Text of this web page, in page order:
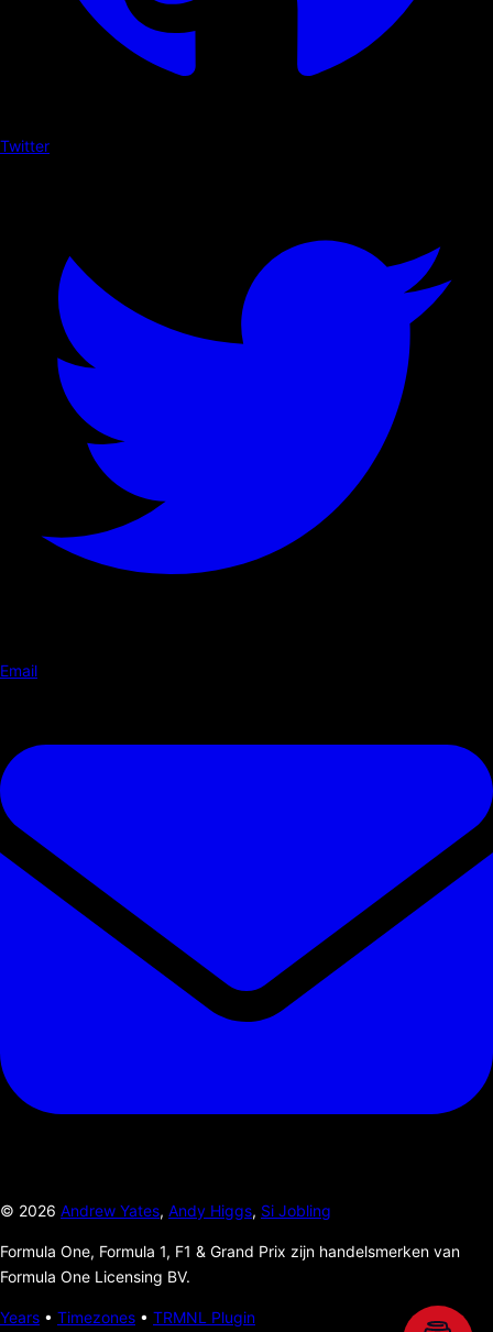
Twitter
Email
© 2026 Andrew Yates, Andy Higgs, Si Jobling
Formula One, Formula 1, F1 & Grand Prix zijn handelsmerken van
Formula One Licensing BV.
Years • Timezones • TRMNL Plugin